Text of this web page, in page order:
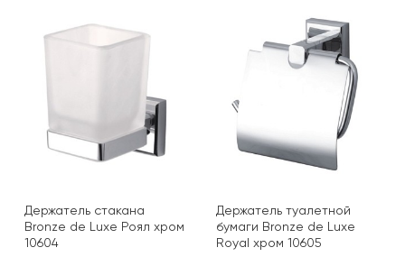
Держатель стакана
Bronze de Luxe Роял хром
10604
Держатель туалетной
бумаги Bronze de Luxe
Royal хром 10605